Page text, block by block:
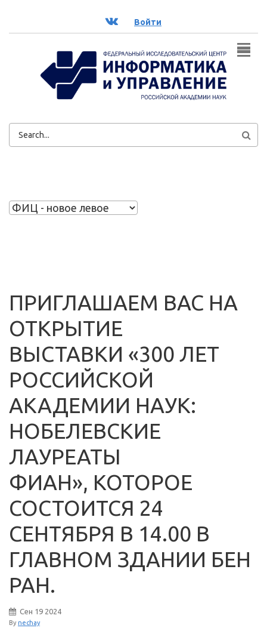
ВК Войти
ФОРМА
ПРИГЛАШАЕМ ВАС НА
ОТКРЫТИЕ
ВЫСТАВКИ «300 ЛЕТ
РОССИЙСКОЙ
АКАДЕМИИ НАУК:
НОБЕЛЕВСКИЕ
ЛАУРЕАТЫ
ФИАН», КОТОРОЕ
СОСТОИТСЯ 24
СЕНТЯБРЯ В 14.00 В
ГЛАВНОМ ЗДАНИИ БЕН
РАН.
Сен 19 2024
By nechay